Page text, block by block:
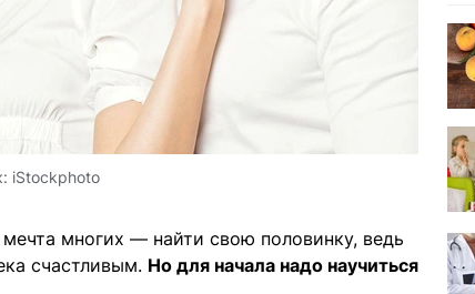
iStockphoto
многих — найти свою половинку, ведь
счастливым. Но для начала надо научиться